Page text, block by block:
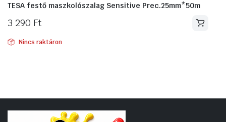
TESA festő maszkolószalag Sensitive Prec.25mm*50m
3 290 Ft
Nincs raktáron